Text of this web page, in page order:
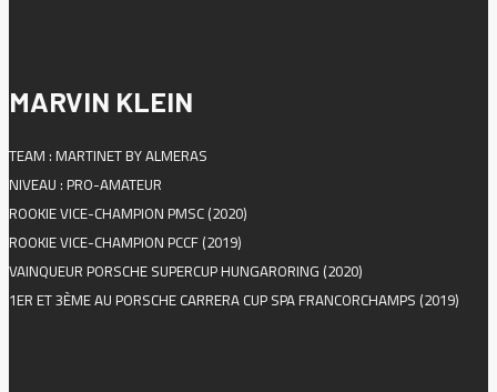
MARVIN KLEIN
TEAM : MARTINET BY ALMERAS
NIVEAU : PRO-AMATEUR
ROOKIE VICE-CHAMPION PMSC (2020)
ROOKIE VICE-CHAMPION PCCF (2019)
VAINQUEUR PORSCHE SUPERCUP HUNGARORING (2020)
1ER ET 3ÈME AU PORSCHE CARRERA CUP SPA FRANCORCHAMPS (2019)